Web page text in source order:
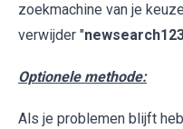
zoekmachine van je
verwijder "
Optionele methode:
Als je problemen blijft